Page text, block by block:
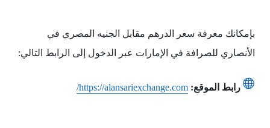
بإمكانك معرفة سعر الدرهم مقابل الجنيه المصري في
الأنصاري للصرافة في الإمارات عبر الدخول إلى الرابط التالي:
رابط الموقع: https://alansariexchange.com/